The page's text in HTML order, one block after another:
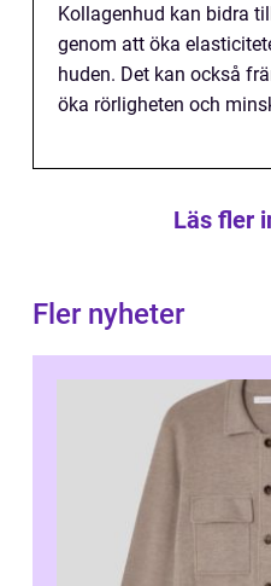
Kollagenhud kan bidra
genom att öka
huden. Det kan också
öka rörligheten och
Läs fler
Fler nyheter